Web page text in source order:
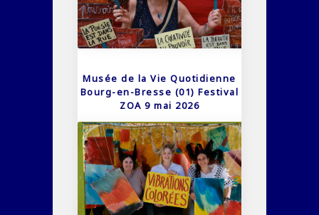
Musée de la Vie Quotidienne
Bourg-en-Bresse (01) Festival
ZOA 9 mai 2026